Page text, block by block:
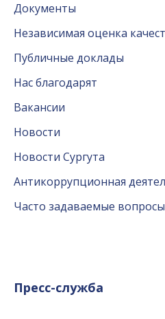
Документы
Независимая оценка
Публичные доклады
Нас благодарят
Вакансии
Новости
Новости Сургута
Антикоррупционная
Часто задаваемые вопросы
Пресс-служба